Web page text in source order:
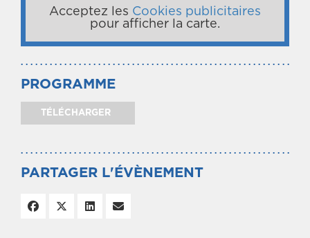
Acceptez les Cookies publicitaires
pour afficher la carte.
PROGRAMME
TÉLÉCHARGER
PARTAGER L'ÉVÈNEMENT